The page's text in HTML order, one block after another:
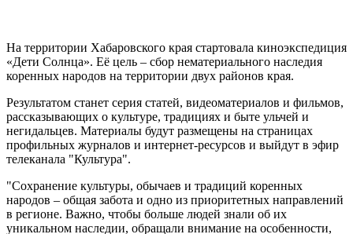
На территории Хабаровского края стартовала киноэкспедиция
«Дети Солнца». Её цель – сбор нематериального наследия
коренных народов на территории двух районов края.
Результатом станет серия статей, видеоматериалов и фильмов,
рассказывающих о культуре, традициях и быте ульчей и
негидальцев. Материалы будут размещены на страницах
профильных журналов и интернет-ресурсов и выйдут в эфир
телеканала "Культура".
"Сохранение культуры, обычаев и традиций коренных
народов – общая забота и одно из приоритетных направлений
в регионе. Важно, чтобы больше людей знали об их
уникальном наследии, обращали внимание на особенности,